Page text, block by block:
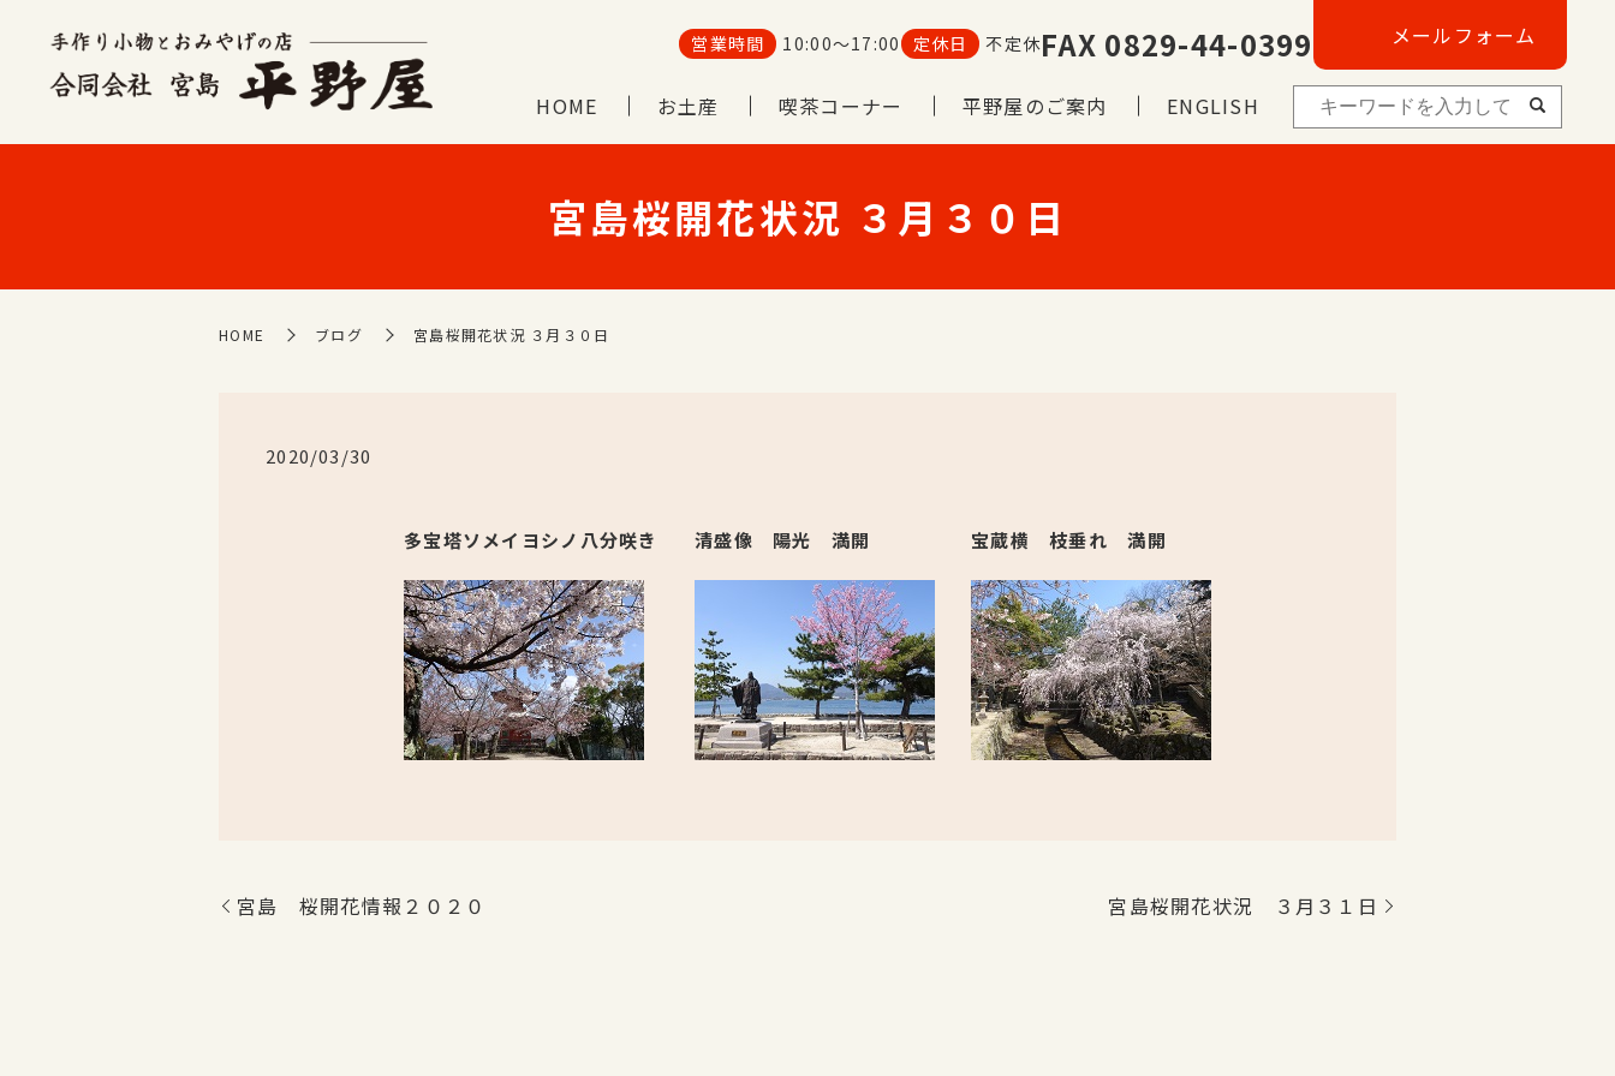
HOME お土産 喫茶コーナー 平野屋のご案内 ENGLISH
営業時間 10:00～17:00 定休日 不定休FAX 0829-44-0399 メールフォーム
宮島桜開花状況 ３月３０日
HOME ブログ 宮島桜開花状況 ３月３０日
2020/03/30
多宝塔ソメイヨシノ八分咲き 清盛像 陽光 満開 宝蔵横 枝垂れ 満開
宮島 桜開花情報２０２０ 宮島桜開花状況 ３月３１日